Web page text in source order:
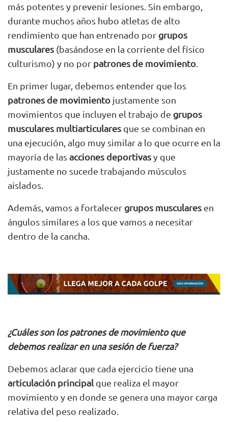
más potentes y prevenir lesiones. Sin embargo,
durante muchos años hubo atletas de alto
rendimiento que han entrenado por grupos
musculares (basándose en la corriente del físico
culturismo) y no por patrones de movimiento
En primer lugar, debemos entender que los
patrones de movimiento justamente son
movimientos que incluyen el trabajo de grupos
musculares multiarticulares que se combinan en
una ejecución, algo muy similar a lo que ocurre en la
mayoría de lasacciones deportivasy que
justamente no sucede trabajando músculos
aislados.
Además, vamos a fortalecer grupos musculares en
ángulos similares a los que vamos a necesitar
dentro de la cancha.
¿Cuáles son los patrones de movimiento que
debemos realizar en una sesión de fuerza?
Debemos aclarar que cada ejercicio tiene una
articulación principalque realiza el mayor
movimiento y en donde se genera una mayor carga
relativa del peso realizado.